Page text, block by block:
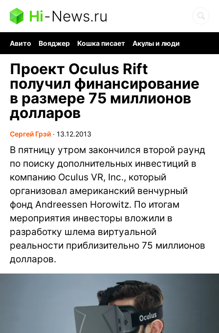
Hi-News.ru
Авито Вояджер Кошка писает
Акулы и люди
Проект Oculus Rift
получил финансирование
в размере 75 миллионов
долларов
Сергей Грэй ∙ 13.12.2013
В пятницу утром закончился второй раунд
по поиску дополнительных инвестиций в
компанию Oculus VR, Inc., который
организовал американский венчурный
фонд Andreessen Horowitz. По итогам
мероприятия инвесторы вложили в
разработку шлема виртуальной
реальности приблизительно 75 миллионов
долларов.